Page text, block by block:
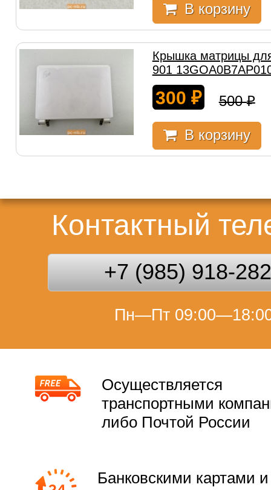
В корзину
Крышка матрицы
901
300 ₽ 500₽
В корзину
Контактный
+7 (985) 918-
Пн—Пт
Осуществляется
транспортными
либо Почтой России
Банковскими картами и